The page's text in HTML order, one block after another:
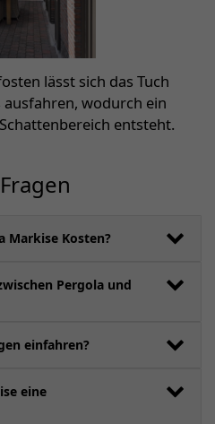
lässt sich das Tuch
ausfahren, wodurch ein
entsteht.
Markise Kosten?
Pergola und
einfahren?
eine